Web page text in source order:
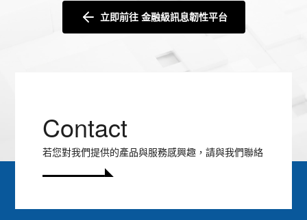
立即前往 金融級訊息韌性平台
Contact
若您對我們提供的產品與服務感興趣，請與我們聯絡